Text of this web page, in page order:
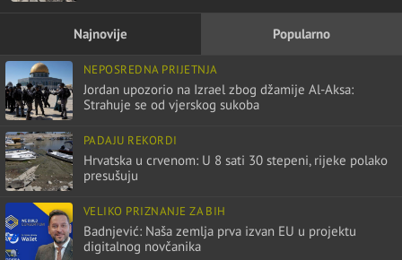
Najnovije Popularno
NEPOSREDNA PRIJETNJA
Jordan upozorio na Izrael zbog džamije Al-Aksa:
Strahuje se od vjerskog sukoba
PADAJU REKORDI
Hrvatska u crvenom: U 8 sati 30 stepeni, rijeke polako
presušuju
VELIKO PRIZNANJE ZA BIH
Badnjević: Naša zemlja prva izvan EU u projektu
digitalnog novčanika